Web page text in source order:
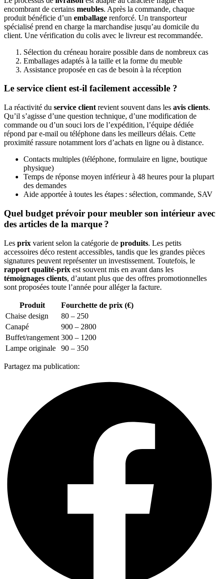
encombrant de certains meubles. Après la commande, chaque
produit bénéficie d’un emballage renforcé. Un transporteur
spécialisé prend en charge la marchandise jusqu’au domicile du
client. Une vérification du colis avec le livreur est recommandée.
Sélection du créneau horaire possible dans de nombreux cas
Emballages adaptés à la taille et la forme du meuble
Assistance proposée en cas de besoin à la réception
Le service client est-il facilement accessible ?
La réactivité du service client revient souvent dans les avis clients.
Qu’il s’agisse d’une question technique, d’une modification de
commande ou d’un souci lors de l’expédition, l’équipe dédiée
répond par e-mail ou téléphone dans les meilleurs délais. Cette
proximité rassure notamment lors d’achats en ligne ou à distance.
Contacts multiples (téléphone, formulaire en ligne, boutique
physique)
Temps de réponse moyen inférieur à 48 heures pour la plupart
des demandes
Aide apportée à toutes les étapes : sélection, commande, SAV
Quel budget prévoir pour meubler son intérieur avec
des articles de la marque ?
Les prix varient selon la catégorie de produits. Les petits
accessoires déco restent accessibles, tandis que les grandes pièces
signatures peuvent représenter un investissement. Toutefois, le
rapport qualité-prix est souvent mis en avant dans les
témoignages clients, d’autant plus que des offres promotionnelles
sont proposées toute l’année pour alléger la facture.
Produit
Fourchette de prix (€)
Chaise design
80 – 250
Canapé
900 – 2800
Buffet/rangement 300 – 1200
Lampe originale
90 – 350
Partagez ma publication: